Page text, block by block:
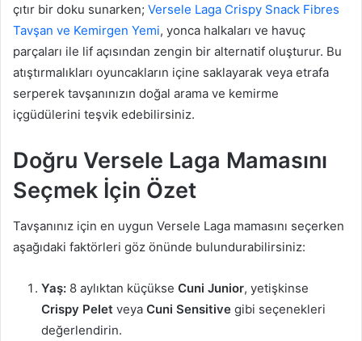
çıtır bir doku sunarken; Versele Laga Crispy Snack Fibres
Tavşan ve Kemirgen Yemi, yonca halkaları ve havuç
parçaları ile lif açısından zengin bir alternatif oluşturur. Bu
atıştırmalıkları oyuncakların içine saklayarak veya etrafa
serperek tavşanınızın doğal arama ve kemirme
içgüdülerini teşvik edebilirsiniz.
Doğru Versele Laga Mamasını
Seçmek İçin Özet
Tavşanınız için en uygun Versele Laga mamasını seçerken
aşağıdaki faktörleri göz önünde bulundurabilirsiniz:
Yaş: 8 aylıktan küçükse Cuni Junior, yetişkinse
Crispy Pelet veya Cuni Sensitive gibi seçenekleri
değerlendirin.